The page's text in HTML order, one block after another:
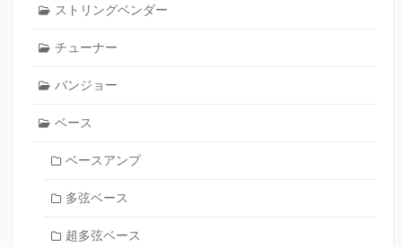
ストリングベンダー
チューナー
バンジョー
ベース
ベースアンプ
多弦ベース
超多弦ベース